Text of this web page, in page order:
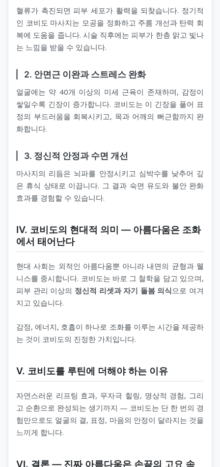
혈류가 촉진되면 피부 세포가 활력을 되찾습니다. 정기적
인 코비도 마사지는 모공을 정화하고 주름 개선과 탄력 회
복에 도움을 줍니다. 시술 직후에는 피부가 한층 맑고 빛나
는 느낌을 받을 수 있습니다.
2. 안면근 이완과 스트레스 완화
얼굴에는 약 40개 이상의 미세 근육이 존재하며, 감정이
쌓일수록 긴장이 증가합니다. 코비도는 이 긴장을 풀어 표
정의 부드러움을 회복시키고, 목과 어깨의 뻐근함까지 완
화합니다.
3. 정신적 안정과 수면 개선
마사지의 리듬은 뇌파를 안정시키고 심박수를 낮추어 깊
은 휴식 상태로 이끕니다. 그 결과 숙면 유도와 불안 완화
효과를 경험할 수 있습니다.
Ⅳ. 코비도의 현대적 의미 — 아름다움은 조화
에서 태어난다
현대 사회는 외적인 아름다움뿐 아니라 내면의 균형과 웰
니스를 중시합니다. 코비도는 바로 그 철학을 담고 있으며,
피부 관리 이상의 정신적 리셋과 자기 돌봄 의식으로 여겨
지고 있습니다.
감정, 에너지, 호흡이 하나로 조화를 이루는 시간을 제공하
는 것이 코비도의 진정한 가치입니다.
Ⅴ. 코비도를 루틴에 더해야 하는 이유
자연스러운 리프팅 효과, 무자극 힐링, 명상적 경험, 그리
고 순환으로 완성되는 생기까지 — 코비도는 단 한 번의 경
험만으로도 얼굴의 결, 표정, 마음의 안정이 달라지는 것을
느끼게 합니다.
Ⅵ. 결론 — 진짜 아름다움은 손끝의 고요 속